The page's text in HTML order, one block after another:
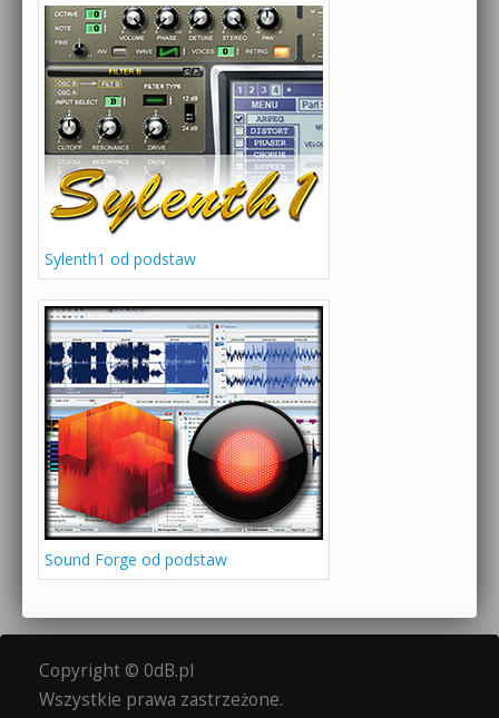
Sylenth1 od podstaw
Sound Forge od podstaw
Copyright © 0dB.pl
Wszystkie prawa zastrzeżone.